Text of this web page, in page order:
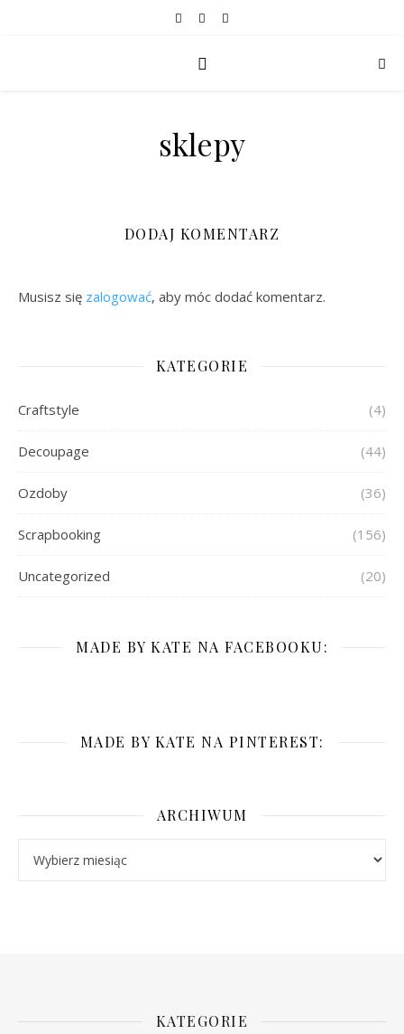
sklepy
DODAJ KOMENTARZ
Musisz się zalogować, aby móc dodać komentarz.
KATEGORIE
Craftstyle (4)
Decoupage (44)
Ozdoby (36)
Scrapbooking (156)
Uncategorized (20)
MADE BY KATE NA FACEBOOKU:
MADE BY KATE NA PINTEREST:
ARCHIWUM
KATEGORIE